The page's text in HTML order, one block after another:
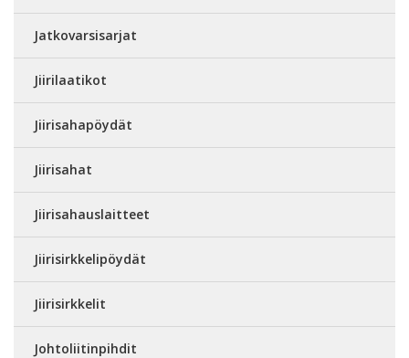
Jatkovarsisarjat
Jiirilaatikot
Jiirisahapöydät
Jiirisahat
Jiirisahauslaitteet
Jiirisirkkelipöydät
Jiirisirkkelit
Johtoliitinpihdit